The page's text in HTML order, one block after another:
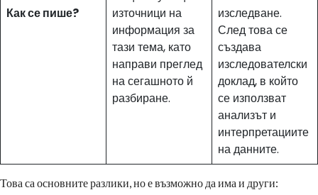
Как се пише?
източници на
информация за
тази тема, като
направи преглед
на сегашното й
разбиране.
изследване.
След това се
създава
изследователски
доклад, в който
се използват
анализът и
интерпретациите
на данните.
Това са основните разлики, но е възможно да има и други: